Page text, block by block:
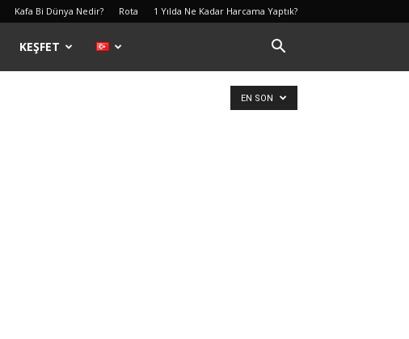
Kafa Bi Dünya Nedir? Rota 1 Yılda Ne Kadar Harcama Yaptık?
KEŞFET
EN SON